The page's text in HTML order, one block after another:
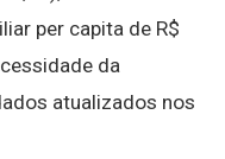
per capita de R$
da
atualizados nos